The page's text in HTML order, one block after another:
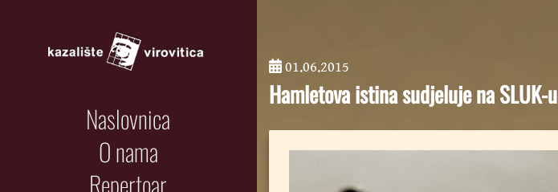
Naslovnica
O nama
Repertoar
01.06.2015;
Hamletova istina sudjeluje na SLUK-u